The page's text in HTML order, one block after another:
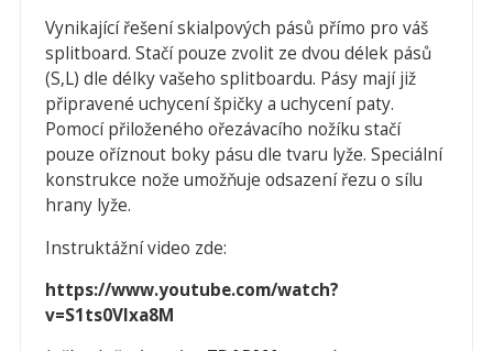
Vynikající řešení skialpových pásů přímo pro váš
splitboard. Stačí pouze zvolit ze dvou délek pásů
(S,L) dle délky vašeho splitboardu. Pásy mají již
připravené uchycení špičky a uchycení paty.
Pomocí přiloženého ořezávacího nožíku stačí
pouze oříznout boky pásu dle tvaru lyže. Speciální
konstrukce nože umožňuje odsazení řezu o sílu
hrany lyže.
Instruktážní video zde:
https://www.youtube.com/watch?
v=S1ts0Vlxa8M